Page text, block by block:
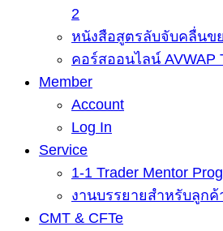
2
หนังสือสูตรลับจับคลื่นข
คอร์สออนไลน์ AVWAP
Member
Account
Log In
Service
1-1 Trader Mentor
งานบรรยายสำหรับลูกค้
CMT & CFTe